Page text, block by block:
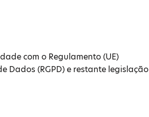
com o Regulamento (UE)
Dados (RGPD) e restante legislação